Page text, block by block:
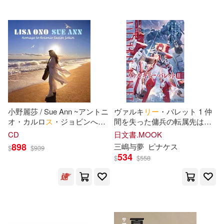
マツセダイチ(2)
ミナトイトヤ(2)
ヤマダユウヤ(2) 三嶋与夢(2)
五味宏生(2) 公野櫻子(2)
大倉ナタ(2)
小玉正博(2)
ポニーキャニオン(1)
マール社(1)
メディコス・エンタテインメント
(1)
モバイルメディアリサーチ(1)
ヤマハミュージックエンタテイメ
ントホールディン(1)
小野麗莎 / Sue Ann ~アントニ
オ・カルロス ・ジョビンへの
オマ
CD
$898 $939
ヴァルキリ ー ・バレット 1 仲
間を失った傭兵の転属先は、
空を舞う少女たちの学園でし
た
日文書.MOOK
三嶋与夢 ピナケス
$534 $558